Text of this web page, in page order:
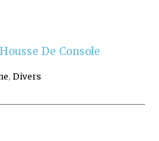
De Console
, Divers